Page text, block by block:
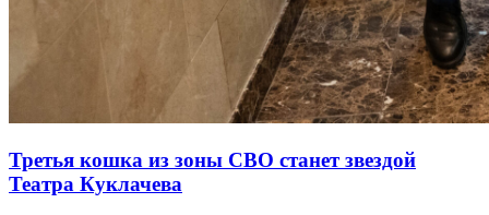
Третья кошка из зоны СВО станет звездой
Театра Куклачева